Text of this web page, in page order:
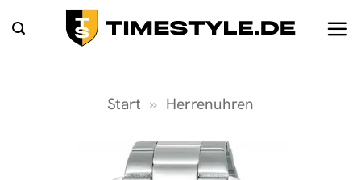
Inhalt
Start » Herrenuhren